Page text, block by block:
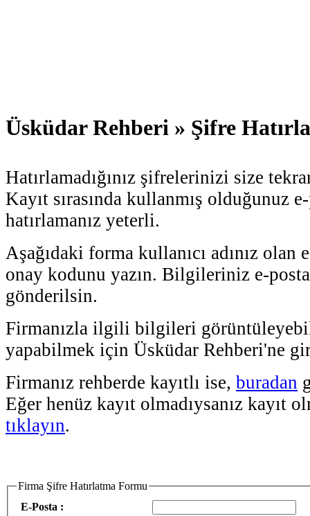
Üsküdar Rehberi » Şifre
Hatırlamadığınız şifrelerinizi size
Kayıt sırasında kullanmış olduğunuz
hatırlamanız yeterli.
Aşağıdaki forma kullanıcı adınız olan
onay kodunu yazın. Bilgileriniz e-
gönderilsin.
Firmanızla ilgili bilgileri
yapabilmek için Üsküdar Rehberi'ne
Firmanız rehberde kayıtlı ise, buradan
Eğer henüz kayıt olmadıysanız kayıt
tıklayın.
Firma Şifre Hatırlatma Formu
E-Posta :